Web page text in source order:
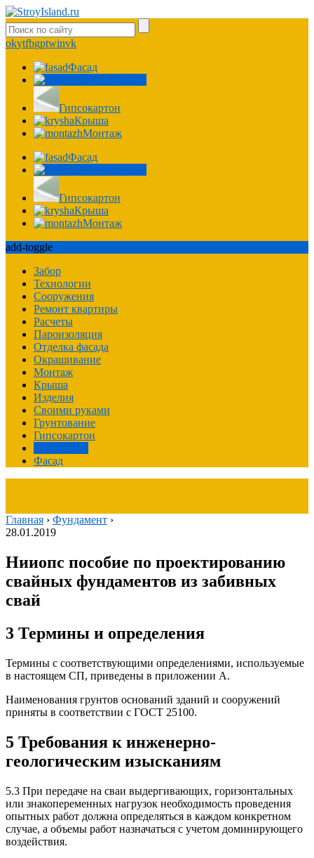
okytfbgptwinvk
Фасад
Гипсокартон
Крыша
Монтаж
Фасад
Гипсокартон
Крыша
Монтаж
add-toggle
Забор
Технологии
Сооружения
Ремонт квартиры
Расчеты
Пароизоляция
Отделка фасада
Окрашивание
Монтаж
Крыша
Изделия
Своими руками
Грунтование
Гипсокартон
Фасад
Главная › Фундамент ›
28.01.2019
Нииопс пособие по проектированию
свайных фундаментов из забивных
свай
3 Термины и определения
Термины с соответствующими определениями, используемые
в настоящем СП, приведены в приложении А.
Наименования грунтов оснований зданий и сооружений
приняты в соответствии с ГОСТ 25100.
5 Требования к инженерно-
геологическим изысканиям
5.3 При передаче на сваи выдергивающих, горизонтальных
или знакопеременных нагрузок необходимость проведения
опытных работ должна определяться в каждом конкретном
случае, а объемы работ назначаться с учетом доминирующего
воздействия.